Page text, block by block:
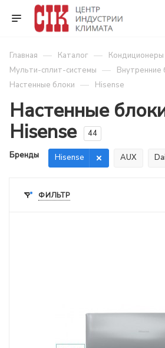
Главная — Каталог — Кондиционеры
Мульти-сплит-системы — Внутренние
Настенные блоки — Hisense
Настенные
Hisense
44
Бренды AUX
Hisense
ФИЛЬТР